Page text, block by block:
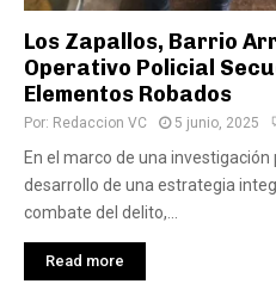
Los Zapallos, Barrio
Operativo Policial
Elementos Robados
Por: Redaccion VC 5 junio, 2025
En el marco de una investigación
desarrollo de una estrategia
combate del delito,...
Read more